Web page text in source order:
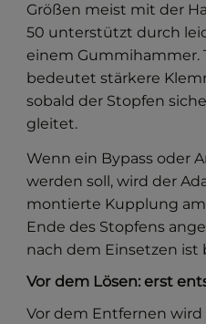
Größen meist mit der
50 unterstützt durch
einem Gummihammer.
bedeutet stärkere
sobald der Stopfen
gleitet.
Wenn ein Bypass oder
werden soll, wird der
montierte Kupplung
Ende des Stopfens
nach dem Einsetzen ist
Vor dem Lösen: erst
Vor dem Entfernen